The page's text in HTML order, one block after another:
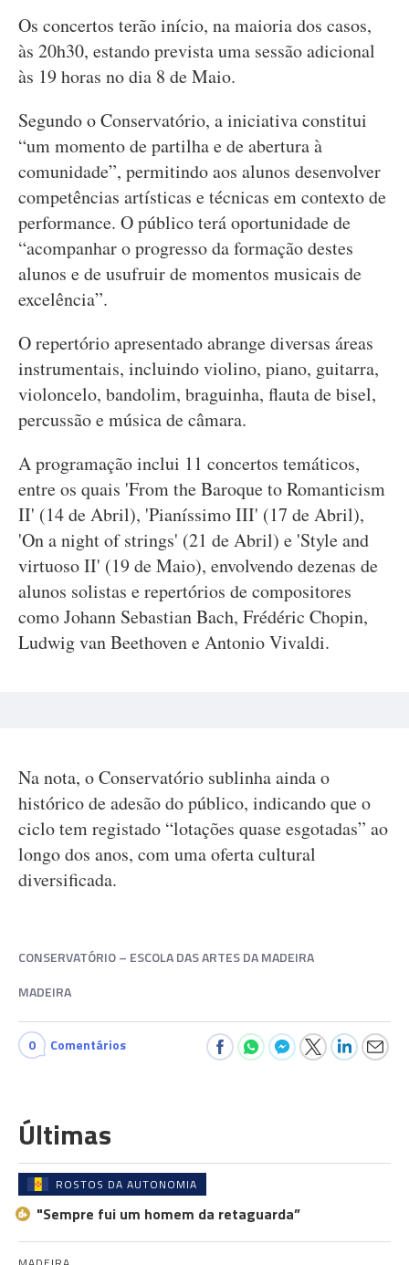
Os concertos terão início, na maioria dos casos,
às 20h30, estando prevista uma sessão adicional
às 19 horas no dia 8 de Maio.
Segundo o Conservatório, a iniciativa constitui
“um momento de partilha e de abertura à
comunidade”, permitindo aos alunos desenvolver
competências artísticas e técnicas em contexto de
performance. O público terá oportunidade de
“acompanhar o progresso da formação destes
alunos e de usufruir de momentos musicais de
excelência”.
O repertório apresentado abrange diversas áreas
instrumentais, incluindo violino, piano, guitarra,
violoncelo, bandolim, braguinha, flauta de bisel,
percussão e música de câmara.
A programação inclui 11 concertos temáticos,
entre os quais 'From the Baroque to Romanticism
II' (14 de Abril), 'Pianíssimo III' (17 de Abril),
'On a night of strings' (21 de Abril) e 'Style and
virtuoso II' (19 de Maio), envolvendo dezenas de
alunos solistas e repertórios de compositores
como Johann Sebastian Bach, Frédéric Chopin,
Ludwig van Beethoven e Antonio Vivaldi.
Na nota, o Conservatório sublinha ainda o
histórico de adesão do público, indicando que o
ciclo tem registado “lotações quase esgotadas” ao
longo dos anos, com uma oferta cultural
diversificada.
CONSERVATÓRIO – ESCOLA DAS ARTES DA MADEIRA
MADEIRA
0 Comentários
Últimas
ROSTOS DA AUTONOMIA
"Sempre fui um homem da retaguarda”